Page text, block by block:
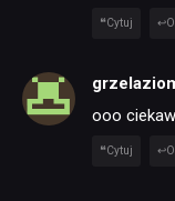
Cytuj
ooo
Cytuj